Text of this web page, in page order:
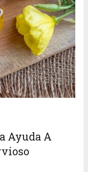
Ayuda A